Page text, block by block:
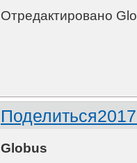
Отредактировано
Поделиться
Globus